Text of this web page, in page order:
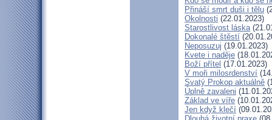
Přináší smrt duši i tělu
Okolnosti (22.01.2023)
Starostlivost láska
Dokonalé štěstí
Neposuzuj (19.01.2023)
Kvete i naděje
Boží přítel (17.01.2023)
V moři milosrdenství
Svatý Prokop aktuálně
Úplně zavaleni
Základ ve víře
Jen když klečí